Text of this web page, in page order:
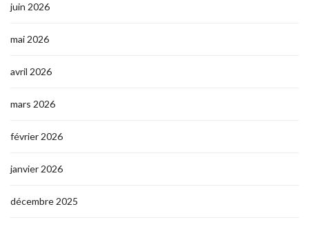
juin 2026
mai 2026
avril 2026
mars 2026
février 2026
janvier 2026
décembre 2025